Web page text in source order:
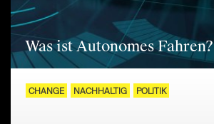
Was ist Autonomes Fahren?
CHANGE NACHHALTIG POLITIK